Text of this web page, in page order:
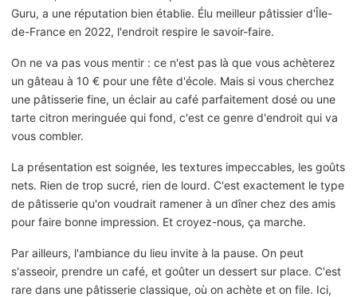
Guru, a une réputation bien établie. Élu meilleur pâtissier d'Île-
de-France en 2022, l'endroit respire le savoir-faire.
On ne va pas vous mentir : ce n'est pas là que vous achèterez
un gâteau à 10 € pour une fête d'école. Mais si vous cherchez
une pâtisserie fine, un éclair au café parfaitement dosé ou une
tarte citron meringuée qui fond, c'est ce genre d'endroit qui va
vous combler.
La présentation est soignée, les textures impeccables, les goûts
nets. Rien de trop sucré, rien de lourd. C'est exactement le type
de pâtisserie qu'on voudrait ramener à un dîner chez des amis
pour faire bonne impression. Et croyez-nous, ça marche.
Par ailleurs, l'ambiance du lieu invite à la pause. On peut
s'asseoir, prendre un café, et goûter un dessert sur place. C'est
rare dans une pâtisserie classique, où on achète et on file. Ici,